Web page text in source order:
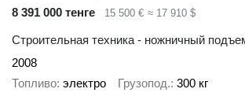
8 391 000 тенге
15 500 € ≈ 17 910 $
Строительная техника - ножничный
2008
Топливо электро Грузопод. 300 кг